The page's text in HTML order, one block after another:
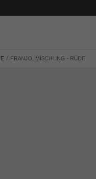
FRANJO, MISCHLING - RÜDE